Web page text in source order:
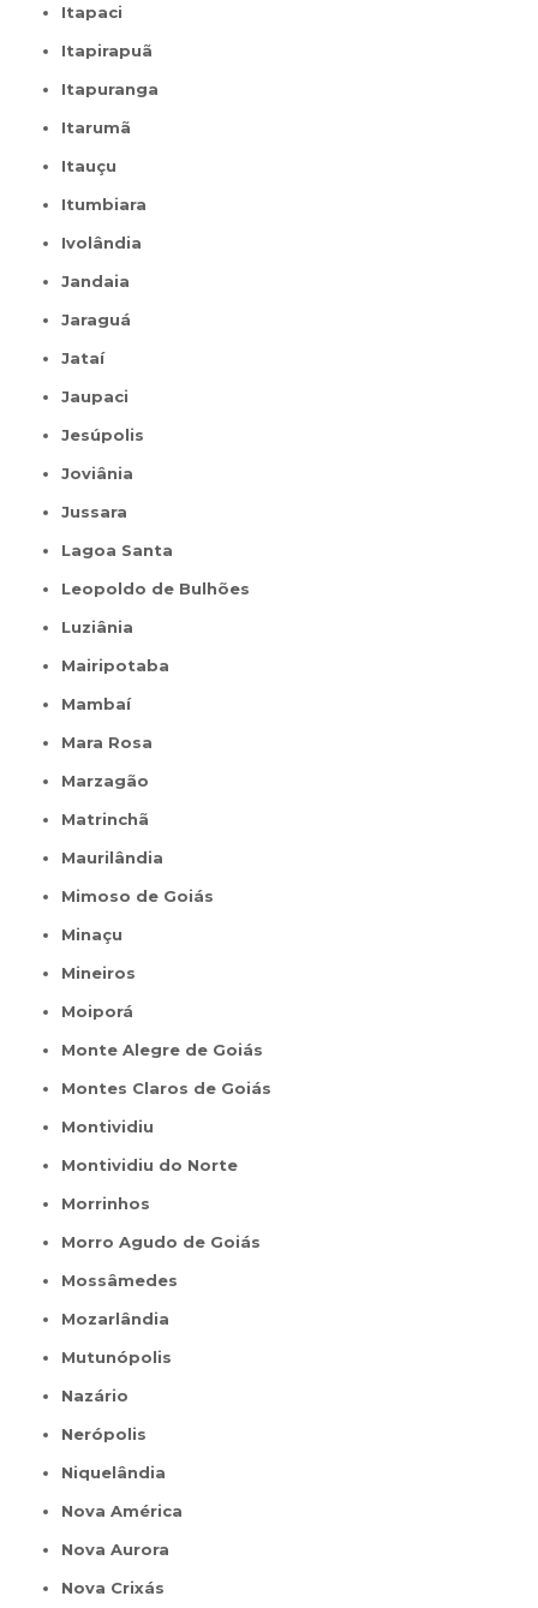
Itapaci
Itapirapuã
Itapuranga
Itarumã
Itauçu
Itumbiara
Ivolândia
Jandaia
Jaraguá
Jataí
Jaupaci
Jesúpolis
Joviânia
Jussara
Lagoa Santa
Leopoldo de Bulhões
Luziânia
Mairipotaba
Mambaí
Mara Rosa
Marzagão
Matrinchã
Maurilândia
Mimoso de Goiás
Minaçu
Mineiros
Moiporá
Monte Alegre de Goiás
Montes Claros de Goiás
Montividiu
Montividiu do Norte
Morrinhos
Morro Agudo de Goiás
Mossâmedes
Mozarlândia
Mutunópolis
Nazário
Nerópolis
Niquelândia
Nova América
Nova Aurora
Nova Crixás